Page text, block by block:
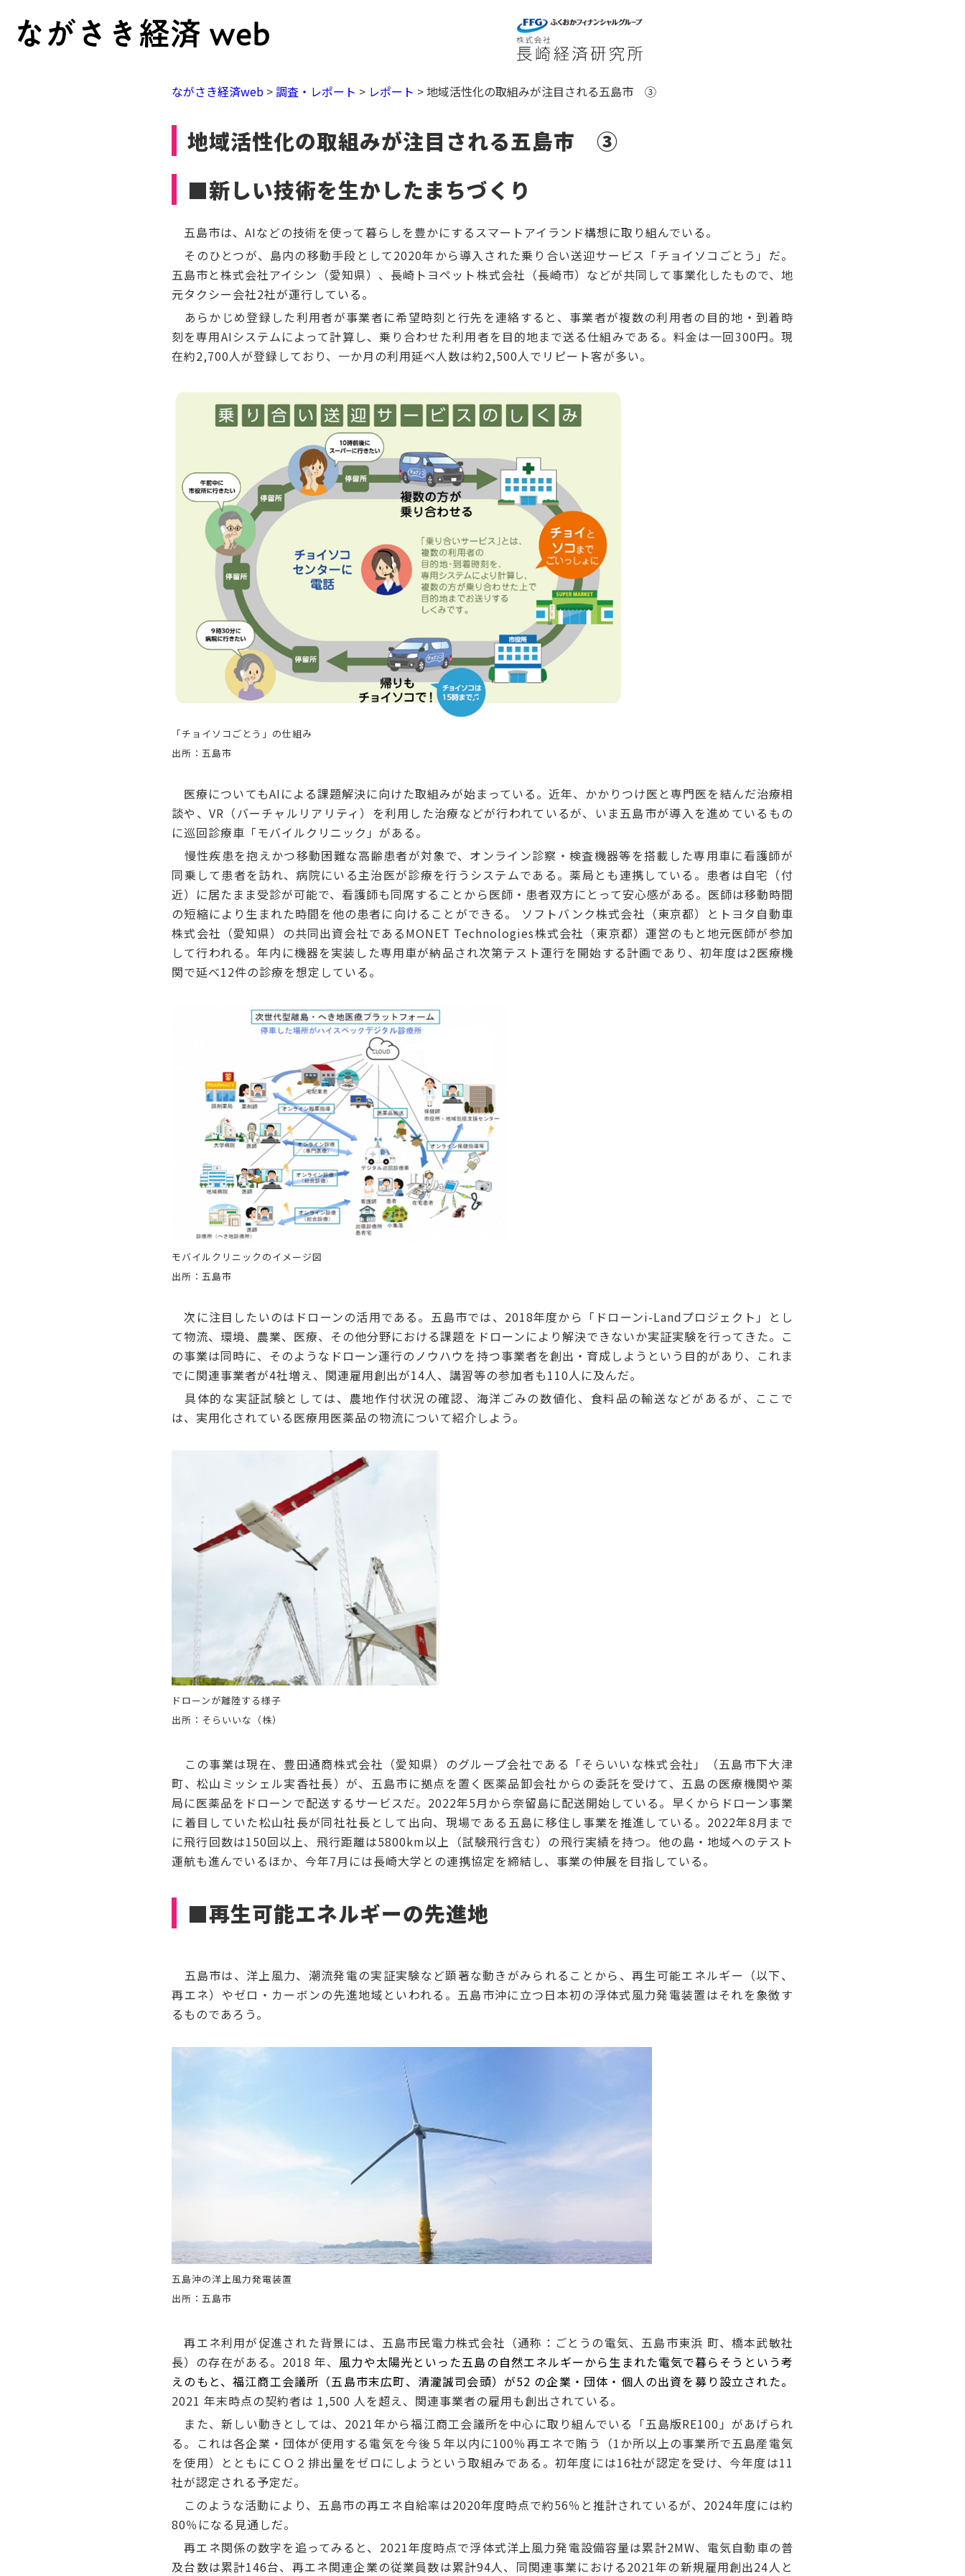
ながさき経済web >調査・レポート > レポート >地域活性化の取組みが注目される五島市 ③
地域活性化の取組みが注目される五島市 ③
■新しい技術を生かしたまちづくり
五島市は、AIなどの技術を使って暮らしを豊かにするスマートアイランド構想に取り組んでいる。
そのひとつが、島内の移動手段として2020年から導入された乗り合い送迎サービス「チョイソコごとう」だ。
五島市と株式会社アイシン（愛知県）、長崎トヨペット株式会社（長崎市）などが共同して事業化したもので、地
元タクシー会社2社が運行している。
あらかじめ登録した利用者が事業者に希望時刻と行先を連絡すると、事業者が複数の利用者の目的地・到着時
刻を専用AIシステムによって計算し、乗り合わせた利用者を目的地まで送る仕組みである。料金は一回300円。現
在約2,700人が登録しており、一か月の利用延べ人数は約2,500人でリピート客が多い。
「チョイソコごとう」の仕組み
出所：五島市
医療についてもAIによる課題解決に向けた取組みが始まっている。近年、かかりつけ医と専門医を結んだ治療相
談や、VR（バーチャルリアリティ）を利用した治療などが行われているが、いま五島市が導入を進めているもの
に巡回診療車「モバイルクリニック」がある。
慢性疾患を抱えかつ移動困難な高齢患者が対象で、オンライン診察・検査機器等を搭載した専用車に看護師が
同乗して患者を訪れ、病院にいる主治医が診療を行うシステムである。薬局とも連携している。患者は自宅（付
近）に居たまま受診が可能で、看護師も同席することから医師・患者双方にとって安心感がある。医師は移動時間
の短縮により生まれた時間を他の患者に向けることができる。 ソフトバンク株式会社（東京都）とトヨタ自動車
株式会社（愛知県）の共同出資会社であるMONET Technologies株式会社（東京都）運営のもと地元医師が参加
して行われる。年内に機器を実装した専用車が納品され次第テスト運行を開始する計画であり、初年度は2医療機
関で延べ12件の診療を想定している。
モバイルクリニックのイメージ図
出所：五島市
次に注目したいのはドローンの活用である。五島市では、2018年度から「ドローンi-Landプロジェクト」とし
て物流、環境、農業、医療、その他分野における課題をドローンにより解決できないか実証実験を行ってきた。こ
の事業は同時に、そのようなドローン運行のノウハウを持つ事業者を創出・育成しようという目的があり、これま
でに関連事業者が4社増え、関連雇用創出が14人、講習等の参加者も110人に及んだ。
具体的な実証試験としては、農地作付状況の確認、海洋ごみの数値化、食料品の輸送などがあるが、ここで
は、実用化されている医療用医薬品の物流について紹介しよう。
ドローンが離陸する様子
出所：そらいいな（株）
この事業は現在、豊田通商株式会社（愛知県）のグループ会社である「そらいいな株式会社」（五島市下大津
町、松山ミッシェル実香社長）が、五島市に拠点を置く医薬品卸会社からの委託を受けて、五島の医療機関や薬
局に医薬品をドローンで配送するサービスだ。2022年5月から奈留島に配送開始している。早くからドローン事業
に着目していた松山社長が同社社長として出向、現場である五島に移住し事業を推進している。2022年8月まで
に飛行回数は150回以上、飛行距離は5800km以上（試験飛行含む）の飛行実績を持つ。他の島・地域へのテスト
運航も進んでいるほか、今年7月には長崎大学との連携協定を締結し、事業の伸展を目指している。
■再生可能エネルギーの先進地
五島市は、洋上風力、潮流発電の実証実験など顕著な動きがみられることから、再生可能エネルギー（以下、
再エネ）やゼロ・カーボンの先進地域といわれる。五島市沖に立つ日本初の浮体式風力発電装置はそれを象徴す
るものであろう。
五島沖の洋上風力発電装置
出所：五島市
再エネ利用が促進された背景には、五島市民電力株式会社（通称：ごとうの電気、五島市東浜 町、橋本武敏社
長）の存在がある。2018 年、 風力や太陽光といった五島の自然エネルギーから生まれた電気で暮らそうという考
えのもと、福江商工会議所（五島市末広町、清瀧誠司会頭）が52 の企業・団体・個人の出資を募り設立された。
2021 年末時点の契約者は 1,500 人を超え、関連事業者の雇用も創出されている。
また、新しい動きとしては、2021年から福江商工会議所を中心に取り組んでいる「五島版RE100」があげられ
る。これは各企業・団体が使用する電気を今後５年以内に100％再エネで賄う（1か所以上の事業所で五島産電気
を使用）とともにＣＯ２排出量をゼロにしようという取組みである。初年度には16社が認定を受け、今年度は11
社が認定される予定だ。
このような活動により、五島市の再エネ自給率は2020年度時点で約56％と推計されているが、2024年度には約
80％になる見通しだ。
再エネ関係の数字を追ってみると、2021年度時点で浮体式洋上風力発電設備容量は累計2MW、電気自動車の普
及台数は累計146台、再エネ関連企業の従業員数は累計94人、同関連事業における2021年の新規雇用創出24人と